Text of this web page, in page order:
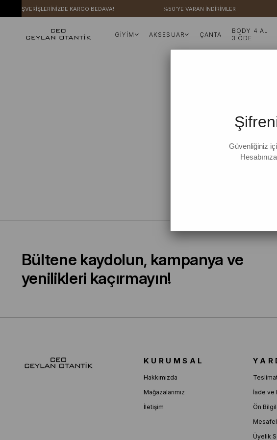
ALIŞVERİŞLERİNİZDE KARGO BEDAVA! %50'YE VARAN İNDİRİMLER
GİYİM AKSESUAR ÇANTA
BODY 4 AL
3 ÖDE
Bültene kaydolun, kampanya ve
yenilikleri kaçırmayın!
KURUMSAL
Hakkımızda
Mağazalarımız
İletişim
İade ve
Ön
Üyelik
Güvenliğiniz